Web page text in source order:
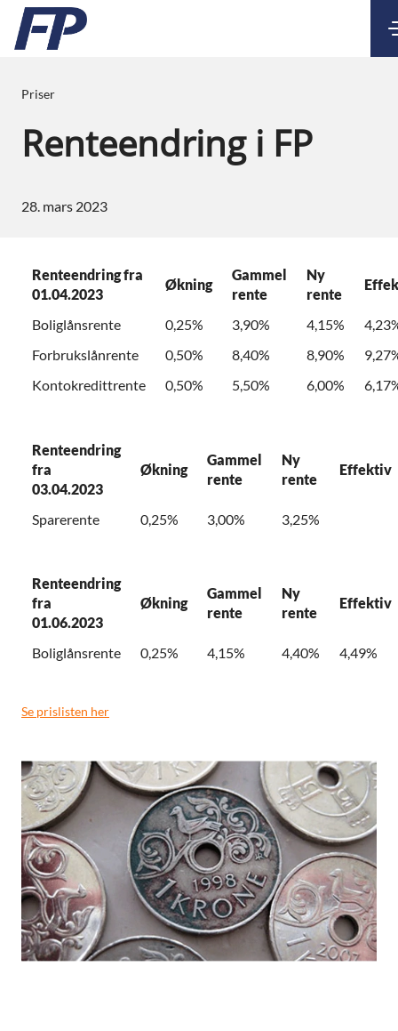
Priser
Renteendring i FP
28. mars 2023
Renteendring fra
01.04.2023
Økning
Gammel
rente
Ny
rente
Boliglånsrente 0,25% 3,90% 4,15%
Forbrukslånrente
0,50% 8,40% 8,90%
Kontokredittrente
0,50% 5,50% 6,00%
Renteendring
fra
03.04.2023
Økning
Gammel
rente
Ny
rente
Effektiv
Sparerente 0,25% 3,00% 3,25%
Renteendring
fra
01.06.2023
Økning
Gammel
rente
Ny
rente
Effektiv
Boliglånsrente 0,25% 4,15% 4,40% 4,49%
Se prislisten her